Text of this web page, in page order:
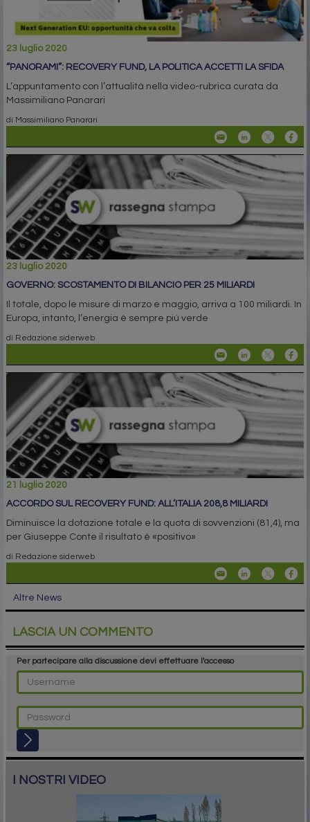
23 luglio 2020
“PANORAMI”: RECOVERY FUND, LA POLITICA ACCETTI LA SFIDA
L’appuntamento con l’attualità nella video-rubrica curata da
Massimiliano Panarari
di Massimiliano Panarari
23 luglio 2020
GOVERNO: SCOSTAMENTO DI BILANCIO PER 25 MILIARDI
Il totale, dopo le misure di marzo e maggio, arriva a 100 miliardi. In
Europa, intanto, l’energia è sempre più verde
di Redazione siderweb
21 luglio 2020
ACCORDO SUL RECOVERY FUND: ALL’ITALIA 208,8 MILIARDI
Diminuisce la dotazione totale e la quota di sovvenzioni (81,4), ma
per Giuseppe Conte il risultato è «positivo»
di Redazione siderweb
Altre News
LASCIA UN COMMENTO
Per partecipare alla discussione devi effettuare l'accesso
I NOSTRI VIDEO